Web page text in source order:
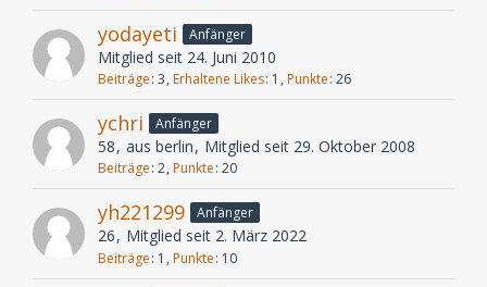
yodayeti Anfänger
Mitglied seit 24. Juni 2010
Beiträge 3 Erhaltene Likes 1 Punkte 26
ychri Anfänger
58 aus berlin Mitglied seit 29. Oktober 2008
Beiträge 2 Punkte 20
yh221299 Anfänger
26 Mitglied seit 2. März 2022
Beiträge 1 Punkte 10